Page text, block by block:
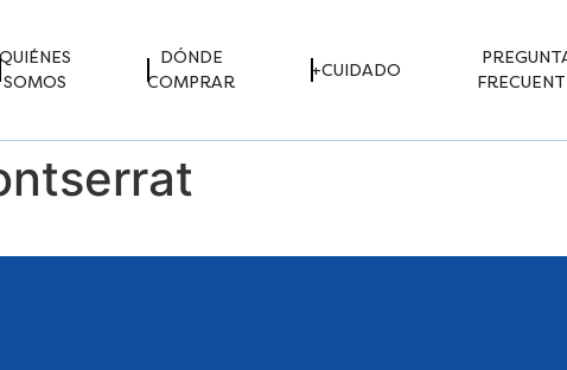
QUIÉNES
SOMOS
DÓNDE
COMPRAR
+CUIDADO